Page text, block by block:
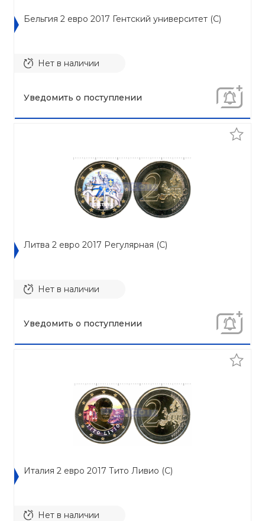
Бельгия 2 евро 2017 Гентский университет (C)
Нет в наличии
Уведомить о поступлении
Литва 2 евро 2017 Регулярная (C)
Нет в наличии
Уведомить о поступлении
Италия 2 евро 2017 Тито Ливио (C)
Нет в наличии